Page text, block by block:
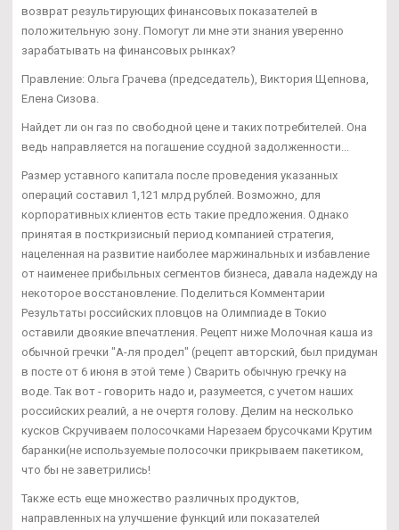
возврат результирующих финансовых показателей в
положительную зону. Помогут ли мне эти знания уверенно
зарабатывать на финансовых рынках?
Правление: Ольга Грачева (председатель), Виктория Щепнова,
Елена Сизова.
Найдет ли он газ по свободной цене и таких потребителей. Она
ведь направляется на погашение ссудной задолженности...
Размер уставного капитала после проведения указанных
операций составил 1,121 млрд рублей. Возможно, для
корпоративных клиентов есть такие предложения. Однако
принятая в посткризисный период компанией стратегия,
нацеленная на развитие наиболее маржинальных и избавление
от наименее прибыльных сегментов бизнеса, давала надежду на
некоторое восстановление. Поделиться Комментарии
Результаты российских пловцов на Олимпиаде в Токио
оставили двоякие впечатления. Рецепт ниже Молочная каша из
обычной гречки "А-ля продел" (рецепт авторский, был придуман
в посте от 6 июня в этой теме ) Сварить обычную гречку на
воде. Так вот - говорить надо и, разумеется, с учетом наших
российских реалий, а не очертя голову. Делим на несколько
кусков Скручиваем полосочками Нарезаем брусочками Крутим
баранки(не используемые полосочки прикрываем пакетиком,
что бы не заветрились!
Также есть еще множество различных продуктов,
направленных на улучшение функций или показателей